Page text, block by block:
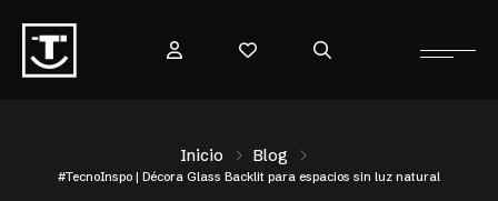
Inicio Blog
#TecnoInspo | Décora Glass Backlit para espacios sin luz natural